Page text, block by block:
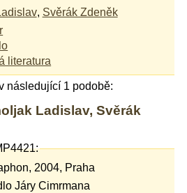
, Svěrák Zdeněk
literatura
následující 1 podobě:
Ladislav, Svěrák
2004, Praha
Járy Cimrmana